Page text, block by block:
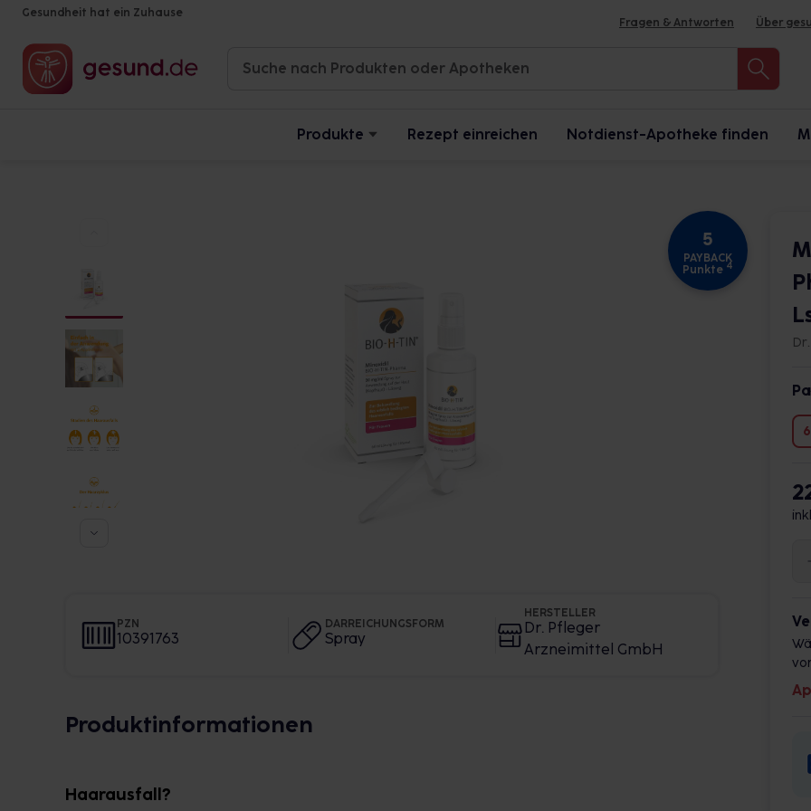
Gesundheit hat ein Zuhause
Fragen & Antworten Über
Produkte Rezept einreichen Notdienst-Apotheke finden
5
PAYBACK
Punkte 4
PZN
10391763
DARREICHUNGSFORM
Spray
HERSTELLER
Dr. Pfleger
Arzneimittel GmbH
Produktinformationen
Haarausfall?